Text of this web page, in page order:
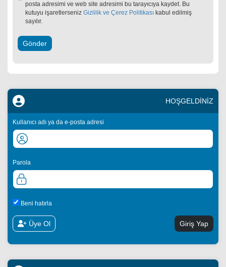
posta adresimi ve web site adresimi bu tarayıcıya kaydet. Bu
kutuyu işaretlersenizGizlilik ve Çerez Politikası kabul edilmiş
sayılır.
HOŞGELDİNİZ
Kullanıcı adı ya da e-posta adresi
Parola
Beni hatırla
Üye Ol